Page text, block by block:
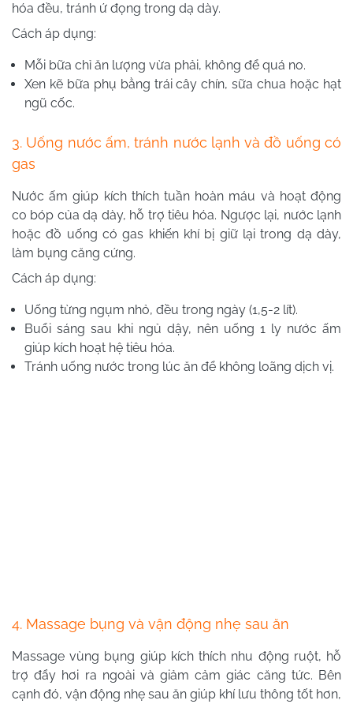
hóa đều, tránh ứ đọng trong dạ dày.
Cách áp dụng:
Mỗi bữa chỉ ăn lượng vừa phải, không để quá no.
Xen kẽ bữa phụ bằng trái cây chín, sữa chua hoặc hạt
ngũ cốc.
3. Uống nước ấm, tránh nước lạnh và đồ uống có
gas
Nước ấm giúp kích thích tuần hoàn máu và hoạt động
co bóp của dạ dày, hỗ trợ tiêu hóa. Ngược lại, nước lạnh
hoặc đồ uống có gas khiến khí bị giữ lại trong dạ dày,
làm bụng căng cứng.
Cách áp dụng:
Uống từng ngụm nhỏ, đều trong ngày (1,5-2 lít).
Buổi sáng sau khi ngủ dậy, nên uống 1 ly nước ấm
giúp kích hoạt hệ tiêu hóa.
Tránh uống nước trong lúc ăn để không loãng dịch vị.
4. Massage bụng và vận động nhẹ sau ăn
Massage vùng bụng giúp kích thích nhu động ruột, hỗ
trợ đẩy hơi ra ngoài và giảm cảm giác căng tức. Bên
cạnh đó, vận động nhẹ sau ăn giúp khí lưu thông tốt hơn,